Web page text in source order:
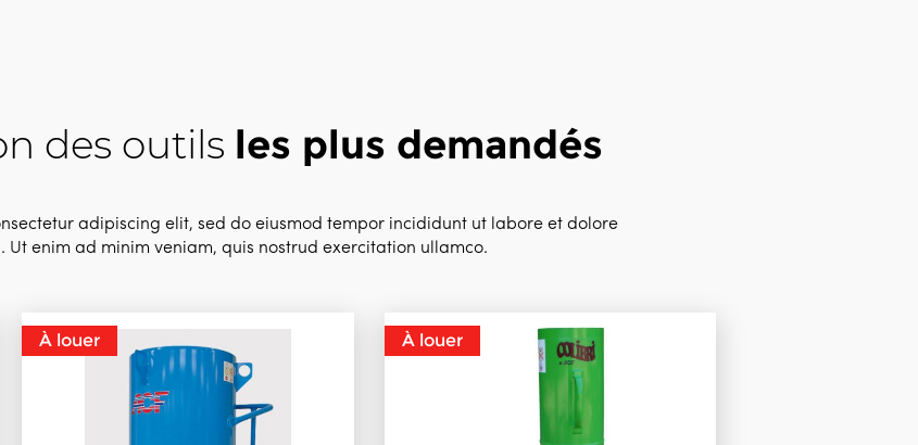
des outils les plus demandés
adipiscing elit, sed do eiusmod tempor incididunt ut labore et dolore
Ut enim ad minim veniam, quis nostrud exercitation ullamco.
À louer À louer